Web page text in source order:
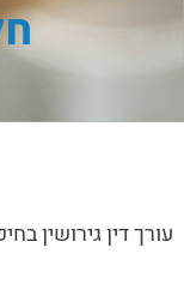
עורך דין גירושין